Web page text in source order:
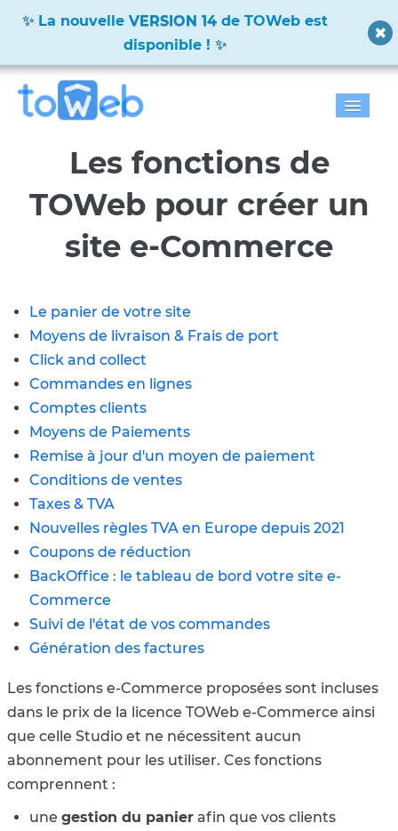
✨La nouvelle VERSION 14 de TOWeb est
disponible ! ✨
Accueil
Fonctions
Télécharger
Blog
Galerie
Documentation
Les fonctions de
TOWeb pour créer un
site e-Commerce
Le panier de votre site
Moyens de livraison & Frais de port
Click and collect
Commandes en lignes
Comptes clients
Moyens de Paiements
Remise à jour d'un moyen de paiement
Conditions de ventes
Taxes & TVA
Nouvelles règles TVA en Europe depuis 2021
Coupons de réduction
BackOffice : le tableau de bord votre site e-
Commerce
Suivi de l'état de vos commandes
Génération des factures
Les fonctions e-Commerce proposées sont incluses
dans le prix de la licence TOWeb e-Commerce ainsi
que celle Studio et ne nécessitent aucun
abonnement pour les utiliser. Ces fonctions
comprennent :
une gestion du panier afin que vos clients